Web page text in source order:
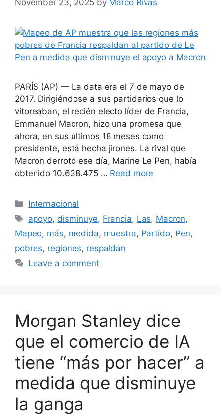
November 23, 2025 by Marco Rivas
PARÍS (AP) — La data era el 7 de mayo de
2017. Dirigiéndose a sus partidarios que lo
vitoreaban, el recién electo líder de Francia,
Emmanuel Macron, hizo una promesa que
ahora, en sus últimos 18 meses como
presidente, está hecha jirones. La rival que
Macron derrotó ese día, Marine Le Pen, había
obtenido 10.638.475 … Read more
Categories
Internacional
Tags
apoyo, disminuye, Francia, Las, Macron,
Mapeo, más, medida, muestra, Partido, Pen,
pobres, regiones, respaldan
Leave a comment
Morgan Stanley dice
que el comercio de IA
tiene “más por hacer” a
medida que disminuye
la ganga